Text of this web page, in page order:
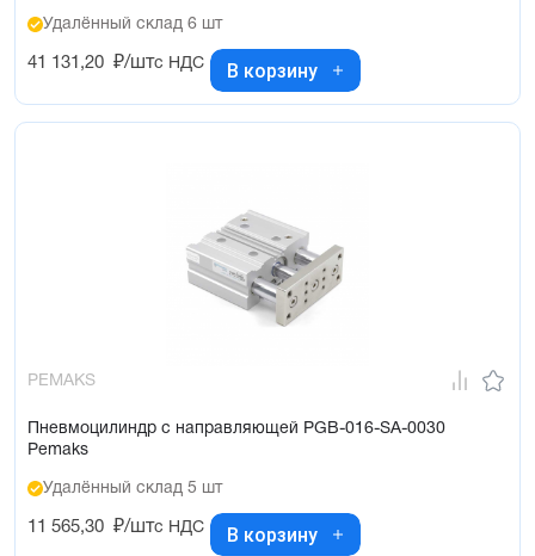
Удалённый склад 6 шт
41 131,20 ₽/штс НДС В корзину
PEMAKS
Пневмоцилиндр с направляющей PGB-016-SA-0030
Pemaks
Удалённый склад 5 шт
11 565,30 ₽/штс НДС В корзину